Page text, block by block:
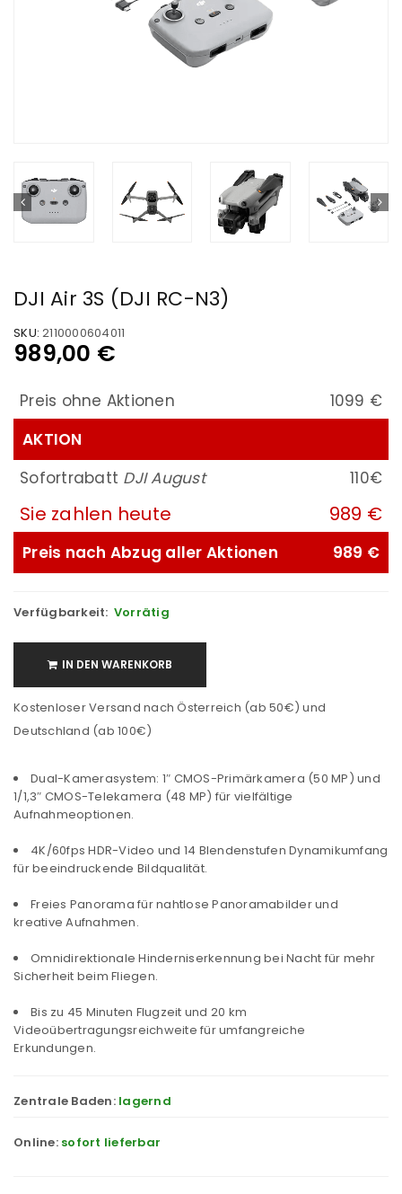
DJI Air 3S (DJI RC-N3)
SKU: 2110000604011
989,00 €
Preis ohne Aktionen
1099 €
AKTION
Sofortrabatt DJI August 110€
Sie zahlen heute 989 €
Preis nach Abzug aller Aktionen 989 €
Verfügbarkeit: Vorrätig
IN DEN WARENKORB
Kostenloser Versand nach Österreich (ab 50€) und
Deutschland (ab 100€)
Dual-Kamerasystem: 1″ CMOS-Primärkamera (50 MP) und
1/1,3″ CMOS-Telekamera (48 MP) für vielfältige
Aufnahmeoptionen.
4K/60fps HDR-Video und 14 Blendenstufen Dynamikumfang
für beeindruckende Bildqualität.
Freies Panorama für nahtlose Panoramabilder und
kreative Aufnahmen.
Omnidirektionale Hinderniserkennung bei Nacht für mehr
Sicherheit beim Fliegen.
Bis zu 45 Minuten Flugzeit und 20 km
Videoübertragungsreichweite für umfangreiche
Erkundungen.
Zentrale Baden: lagernd
Online: sofort lieferbar